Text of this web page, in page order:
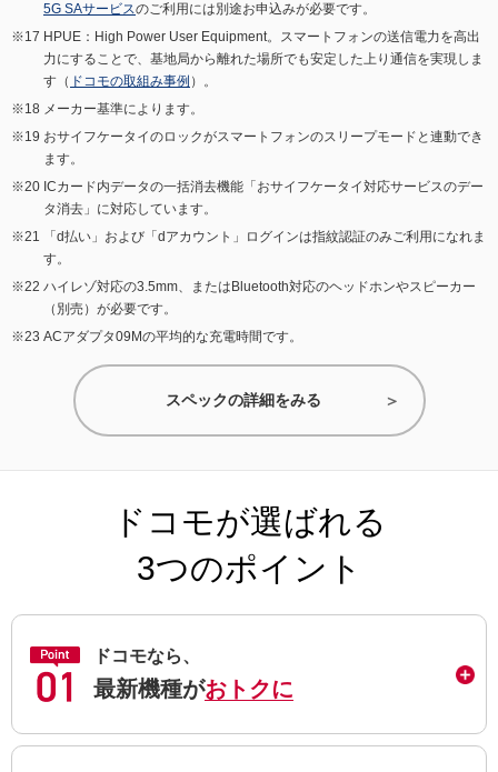
5G SAサービスのご利用には別途お申込みが必要です。
HPUE：High Power User Equipment。スマートフォンの送信電力を高出
力にすることで、基地局から離れた場所でも安定した上り通信を実現しま
す（ ドコモの取組み事例 ）。
メーカー基準によります。
おサイフケータイのロックがスマートフォンのスリープモードと連動でき
ます。
ICカード内データの一括消去機能「おサイフケータイ対応サービスのデー
タ消去」に対応しています。
「d払い」および「dアカウント」ログインは指紋認証のみご利用になれま
す。
ハイレゾ対応の3.5mm、またはBluetooth対応のヘッドホンやスピーカー
（別売）が必要です。
ACアダプタ09Mの平均的な充電時間です。
スペックの詳細をみる
ドコモが選ばれる
3つのポイント
ドコモなら、
最新機種がおトクに